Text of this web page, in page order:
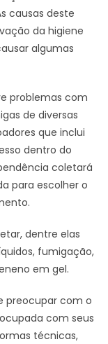
causas deste
da higiene
algumas
problemas com
de diversas
que inclui
dentro do
coletará
para escolher o
dentre elas
fumigação,
em gel.
preocupar com o
com seus
técnicas,